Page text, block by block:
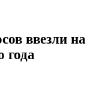
ввезли на
года